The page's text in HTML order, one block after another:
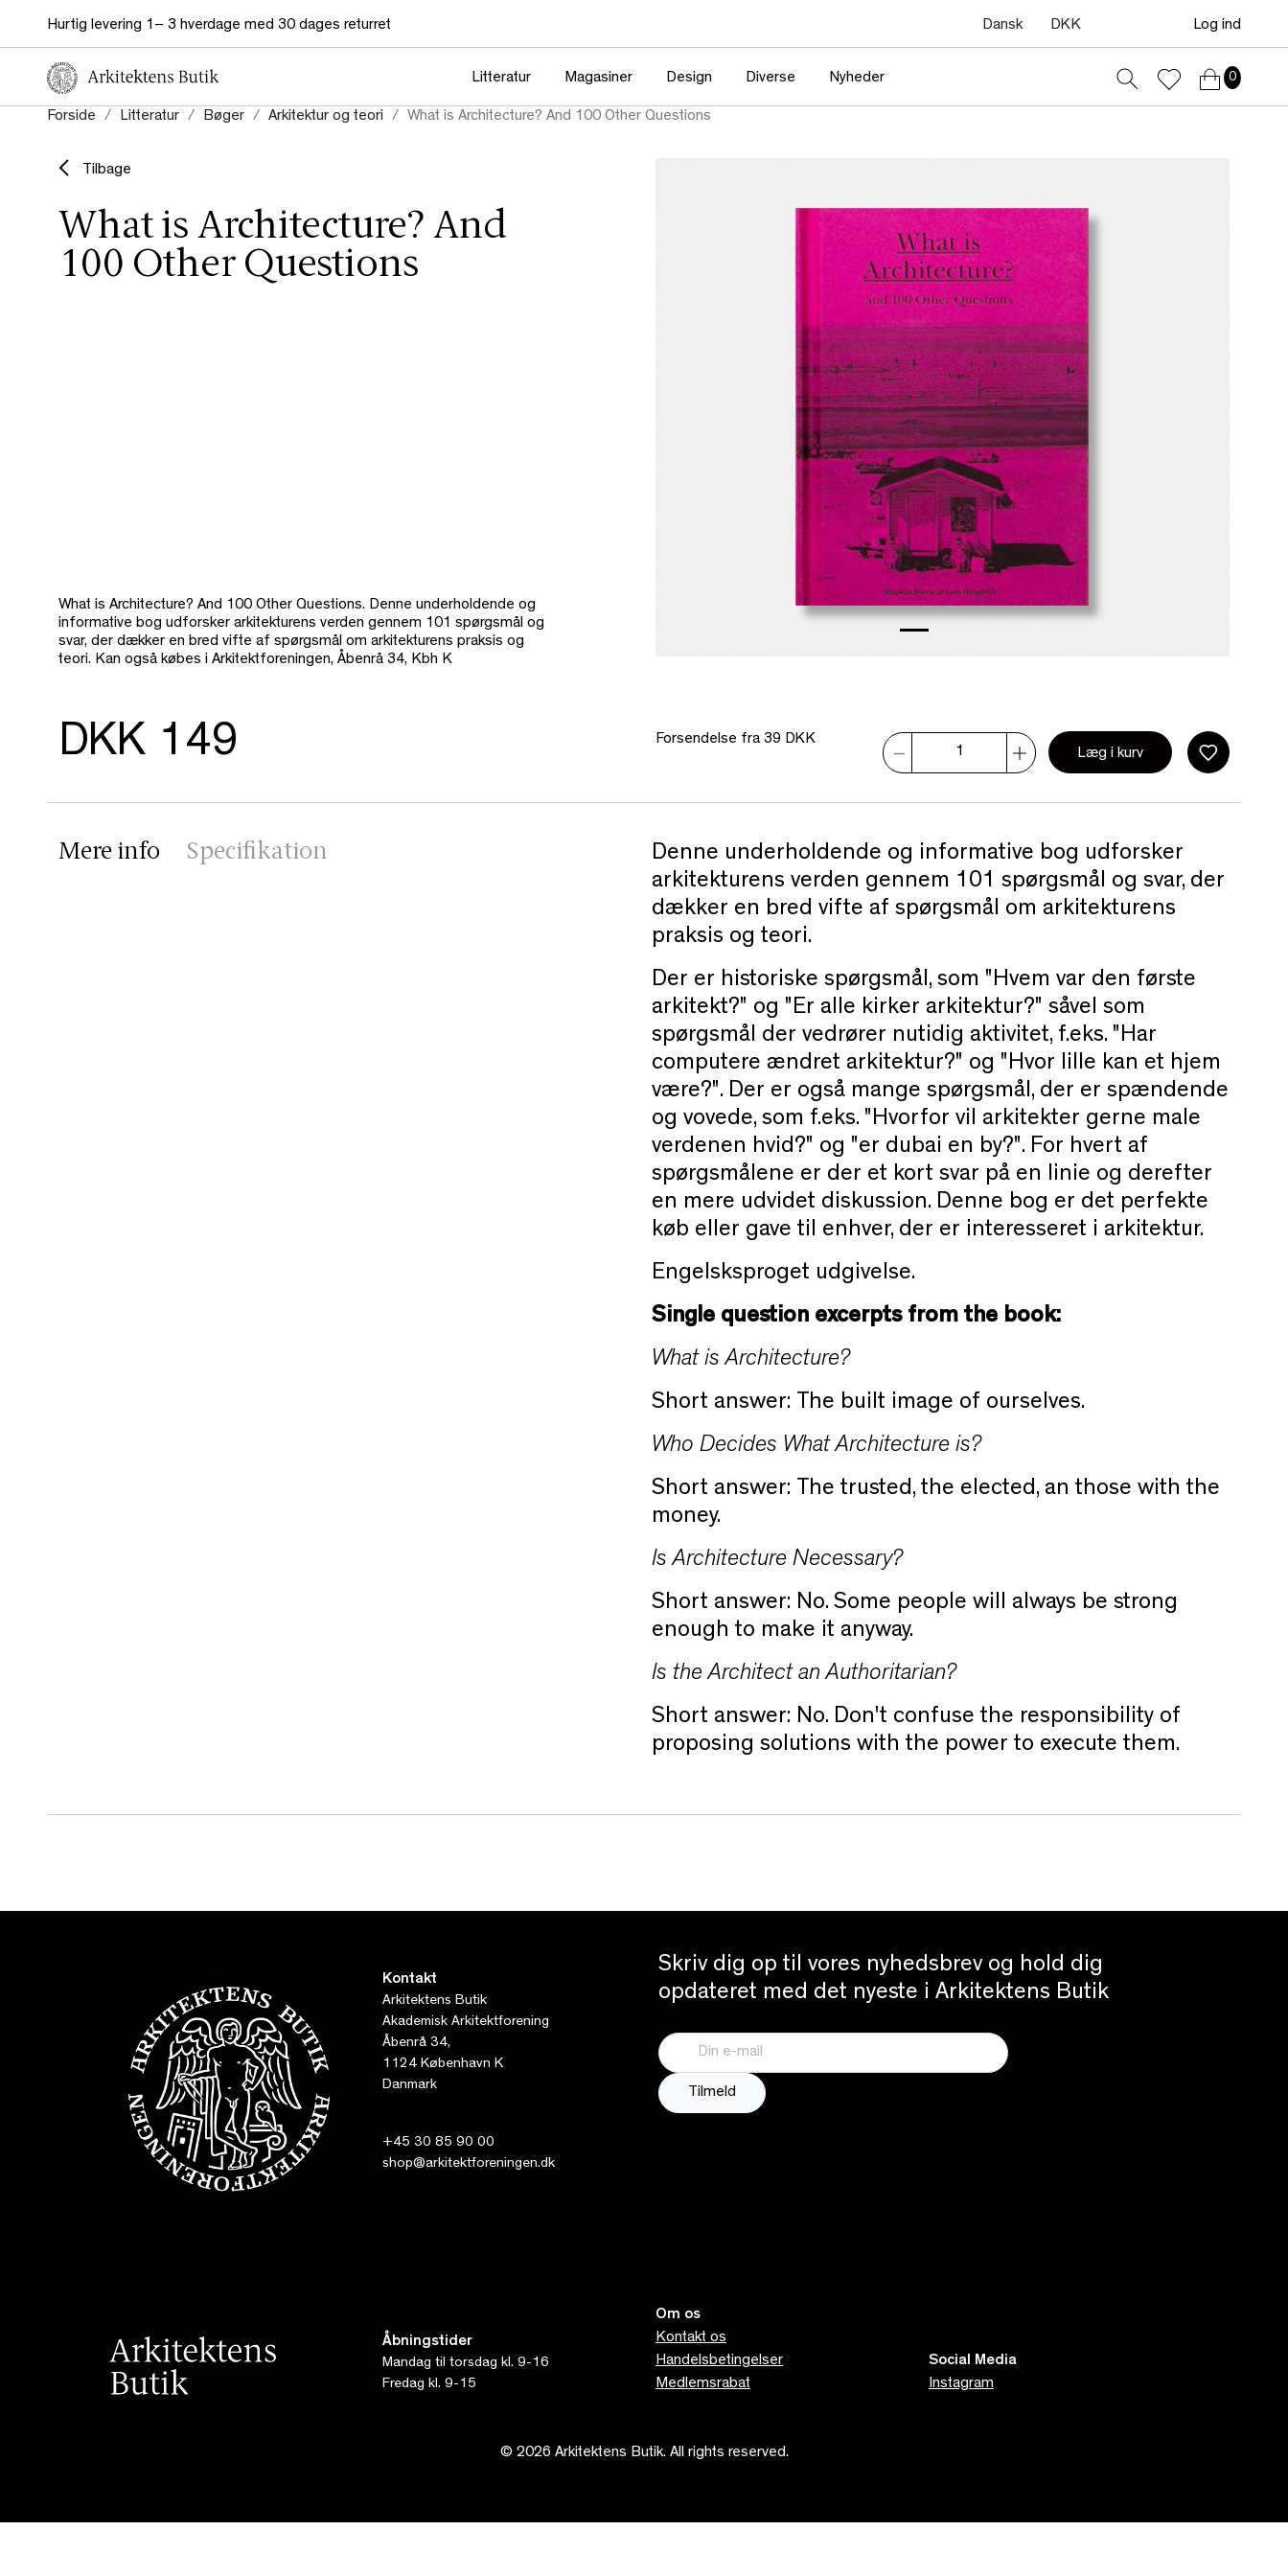
Hurtig levering 1– 3 hverdage med 30 dages returret Dansk DKK Log ind
Litteratur Magasiner Design Diverse Nyheder 0
Forside Litteratur Bøger Arkitektur og teori What is Architecture? And 100 Other Questions
Tilbage
What is Architecture? And
100 Other Questions
What is Architecture? And 100 Other Questions. Denne underholdende og
informative bog udforsker arkitekturens verden gennem 101 spørgsmål og
svar, der dækker en bred vifte af spørgsmål om arkitekturens praksis og
teori. Kan også købes i Arkitektforeningen, Åbenrå 34, Kbh K
DKK 149
Forsendelse fra 39 DKK
Læg i kurv
Mere info Specifikation
Denne underholdende og informative bog udforsker
arkitekturens verden gennem 101 spørgsmål og svar, der
dækker en bred vifte af spørgsmål om arkitekturens
praksis og teori.
Der er historiske spørgsmål, som "Hvem var den første
arkitekt?" og "Er alle kirker arkitektur?" såvel som
spørgsmål der vedrører nutidig aktivitet, f.eks. "Har
computere ændret arkitektur?" og "Hvor lille kan et hjem
være?". Der er også mange spørgsmål, der er spændende
og vovede, som f.eks. "Hvorfor vil arkitekter gerne male
verdenen hvid?" og "er dubai en by?". For hvert af
spørgsmålene er der et kort svar på en linie og derefter
en mere udvidet diskussion. Denne bog er det perfekte
køb eller gave til enhver, der er interesseret i arkitektur.
Engelsksproget udgivelse.
Single question excerpts from the book:
What is Architecture?
Short answer: The built image of ourselves.
Who Decides What Architecture is?
Short answer: The trusted, the elected, an those with the
money.
Is Architecture Necessary?
Short answer: No. Some people will always be strong
enough to make it anyway.
Is the Architect an Authoritarian?
Short answer: No. Don't confuse the responsibility of
proposing solutions with the power to execute them.
Kontakt
Arkitektens Butik
Akademisk Arkitektforening
Åbenrå 34,
1124 København K
Danmark
+45 30 85 90 00
shop@arkitektforeningen.dk
Skriv dig op til vores nyhedsbrev og hold dig
opdateret med det nyeste i Arkitektens Butik
Åbningstider
Mandag til torsdag kl. 9-16
Fredag kl. 9-15
Om os
Kontakt os
Handelsbetingelser
Medlemsrabat
Social Media
Instagram
© 2026 Arkitektens Butik. All rights reserved.